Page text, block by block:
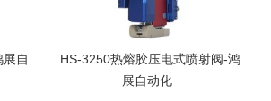
自
HS-3250热熔胶压电式喷射阀-鸿
展自动化